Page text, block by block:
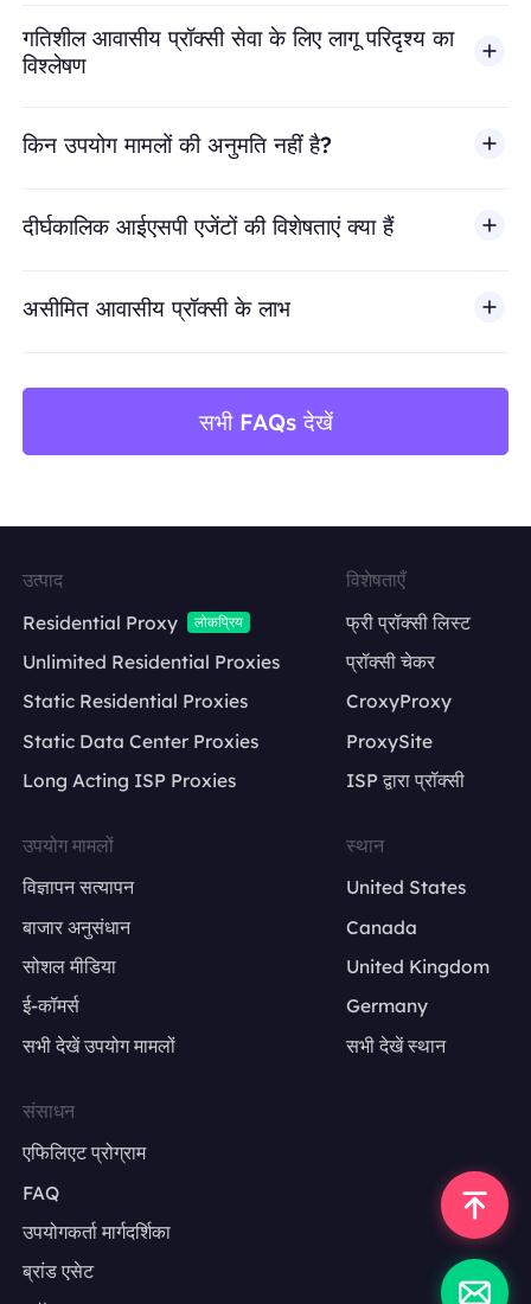
गतिशील आवासीय प्रॉक्सी सेवा के लिए लागू परिदृश्य का
विश्लेषण
किन उपयोग मामलों की अनुमति नहीं है?
BestProxy धोखाधड़ी, स्पैम, नकली एंगेजमेंट, क्रेडेंशियल दुरुपयोग,
दीर्घकालिक आईएसपी एजेंटों की विशेषताएं क्या हैं
असीमित आवासीय प्रॉक्सी के लाभ
सभी FAQs देखें
उत्पाद
Residential Proxy
लोकप्रिय
Unlimited Residential Proxies
Static Residential Proxies
Static Data Center Proxies
Long Acting ISP Proxies
विशेषताएँ
फ्री प्रॉक्सी लिस्ट
प्रॉक्सी चेकर
CroxyProxy
ProxySite
ISP द्वारा प्रॉक्सी
उपयोग मामलों
विज्ञापन सत्यापन
बाजार अनुसंधान
सोशल मीडिया
ई-कॉमर्स
सभी देखें उपयोग मामलों
स्थान
United States
Canada
United Kingdom
Germany
सभी देखें स्थान
संसाधन
एफिलिएट प्रोग्राम
FAQ
उपयोगकर्ता मार्गदर्शिका
ब्रांड एसेट